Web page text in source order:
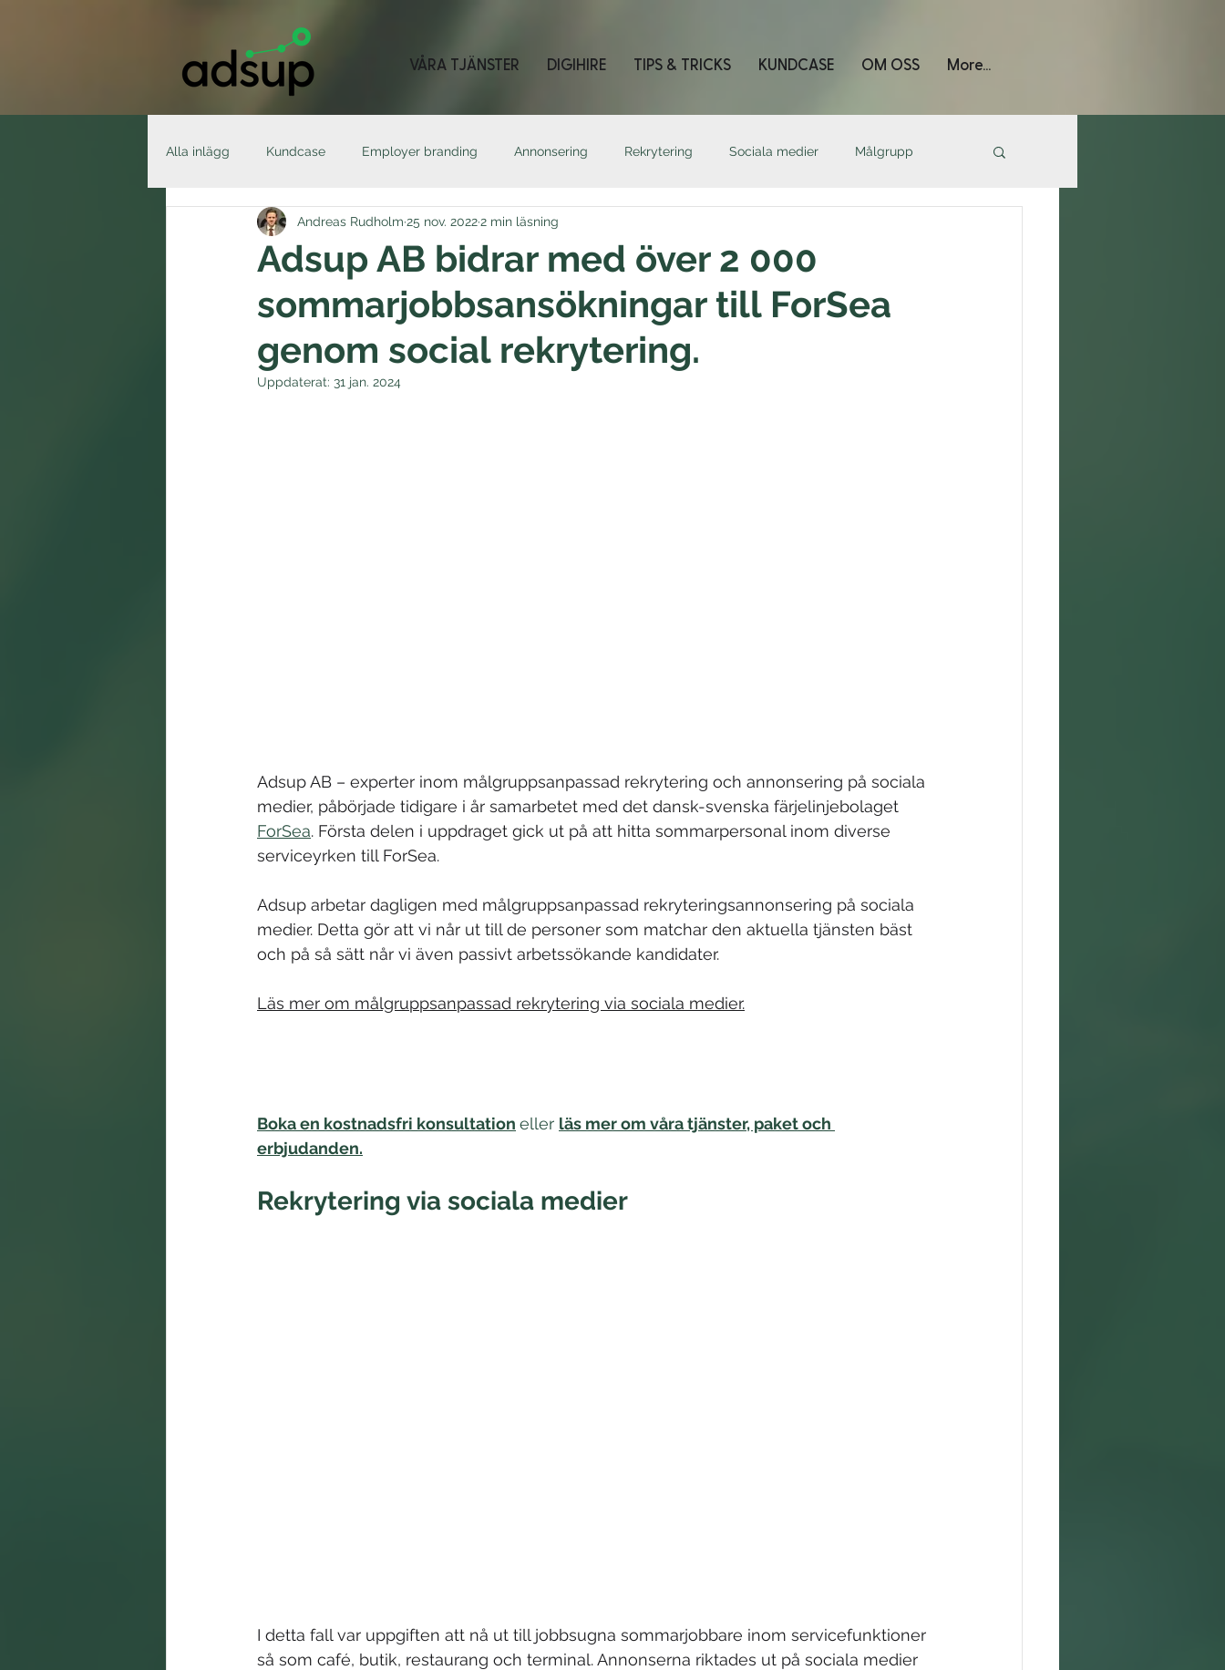
VÅRA TJÄNSTER DIGIHIRE TIPS & TRICKS KUNDCASE OM OSS More...
Alla inlägg Kundcase Employer branding Annonsering Rekrytering Sociala medier Målgrupp
Employee Advocacy Nyheter Content
Adsup AB bidrar med över 2 000
sommarjobbsansökningar till ForSea
genom social rekrytering.
Andreas Rudholm 25 nov. 20222 min läsning
Uppdaterat: 31 jan. 2024
Adsup AB – experter inom målgruppsanpassad rekrytering och annonsering på sociala
medier, påbörjade tidigare i år samarbetet med det dansk-svenska färjelinjebolaget
ForSea. Första delen i uppdraget gick ut på att hitta sommarpersonal inom diverse
serviceyrken till ForSea.
Adsup arbetar dagligen med målgruppsanpassad rekryteringsannonsering på sociala
medier. Detta gör att vi når ut till de personer som matchar den aktuella tjänsten bäst
och på så sätt når vi även passivt arbetssökande kandidater.
Läs mer om målgruppsanpassad rekrytering via sociala medier.
Boka en kostnadsfri konsultation eller läs mer om våra tjänster, paket och
erbjudanden.
Rekrytering via sociala medier
I detta fall var uppgiften att nå ut till jobbsugna sommarjobbare inom servicefunktioner
så som café, butik, restaurang och terminal. Annonserna riktades ut på sociala medier